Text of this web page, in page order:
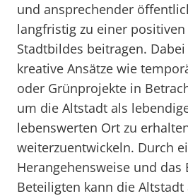
und ansprechender
langfristig zu einer
Stadtbildes beitragen.
kreative Ansätze wie
oder Grünprojekte in
um die Altstadt als
lebenswerten Ort zu
weiterzuentwickeln. Durch
Herangehensweise und das
Beteiligten kann die